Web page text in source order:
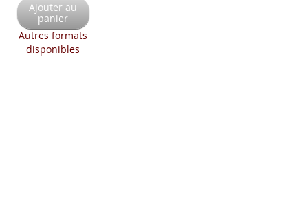
Ajouter au
panier
Autres formats
disponibles